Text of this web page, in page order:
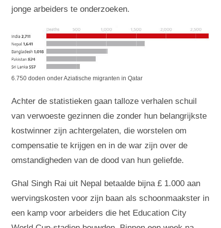
jonge arbeiders te onderzoeken.
6.750 doden onder Aziatische migranten in Qatar
Achter de statistieken gaan talloze verhalen schuil
van verwoeste gezinnen die zonder hun belangrijkste
kostwinner zijn achtergelaten, die worstelen om
compensatie te krijgen en in de war zijn over de
omstandigheden van de dood van hun geliefde.
Ghal Singh Rai uit Nepal betaalde bijna £ 1.000 aan
wervingskosten voor zijn baan als schoonmaakster in
een kamp voor arbeiders die het Education City